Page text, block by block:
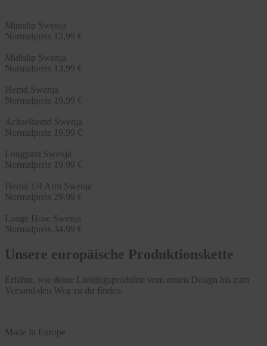
Minislip Swenja
Normalpreis 12,99 €
Midislip Swenja
Normalpreis 13,99 €
Hemd Swenja
Normalpreis 19,99 €
Achselhemd Swenja
Normalpreis 19,99 €
Longpant Swenja
Normalpreis 19,99 €
Hemd 1/4 Arm Swenja
Normalpreis 29,99 €
Lange Hose Swenja
Normalpreis 34,99 €
Unsere europäische Produktionskette
Erfahre, wie deine Lieblingsprodukte vom ersten Design bis zum
Versand den Weg zu dir finden.
Made in Europe